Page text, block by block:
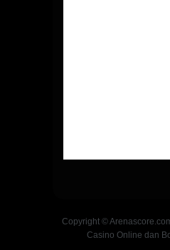
Copyright ©
Casino Online dan